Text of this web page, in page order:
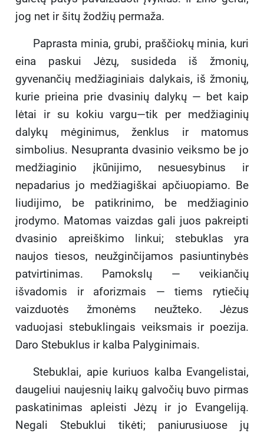
jog net ir šitų žodžių permaža.
Paprasta minia, grubi, praščiokų minia, kuri
eina paskui Jėzų, susideda iš žmonių,
gyvenančių medžiaginiais dalykais, iš žmonių,
kurie prieina prie dvasinių dalykų — bet kaip
lėtai ir su kokiu vargu—tik per medžiaginių
dalykų mėginimus, ženklus ir matomus
simbolius. Nesupranta dvasinio veiksmo be jo
medžiaginio įkūnijimo, nesuesybinus ir
nepadarius jo medžiagiškai apčiuopiamo. Be
liudijimo, be patikrinimo, be medžiaginio
įrodymo. Matomas vaizdas gali juos pakreipti
dvasinio apreiškimo linkui; stebuklas yra
naujos tiesos, neužginčijamos pasiuntinybės
patvirtinimas. Pamokslų — veikiančių
išvadomis ir aforizmais — tiems rytiečių
vaizduotės žmonėms neužteko. Jėzus
vaduojasi stebuklingais veiksmais ir poezija.
Daro Stebuklus ir kalba Palyginimais.
Stebuklai, apie kuriuos kalba Evangelistai,
daugeliui naujesnių laikų galvočių buvo pirmas
paskatinimas apleisti Jėzų ir jo Evangeliją.
Negali Stebuklui tikėti; paniurusiuose jų